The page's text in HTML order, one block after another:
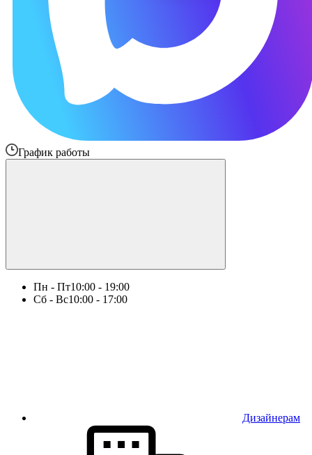
График работы
Пн - Пт10:00 - 19:00
Сб - Вс10:00 - 17:00
Дизайнерам